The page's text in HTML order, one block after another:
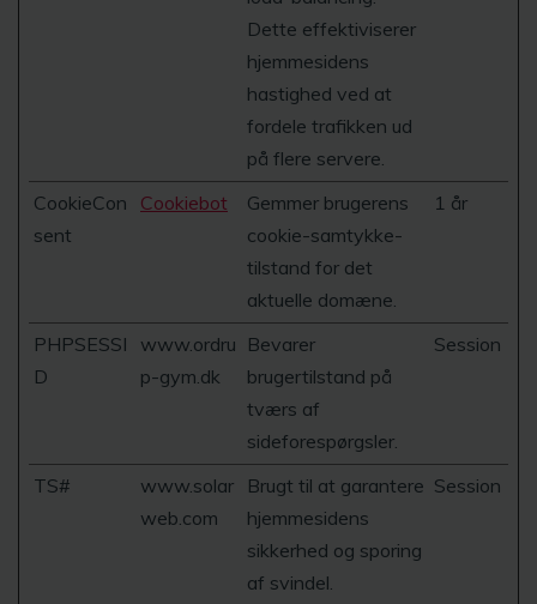
Dette effektiviserer
hjemmesidens
hastighed ved at
fordele trafikken ud
på flere servere.
CookieCon
sent
Cookiebot
Gemmer brugerens
cookie-samtykke-
tilstand for det
aktuelle domæne.
1 år
PHPSESSI
D
www.ordru
p-gym.dk
Bevarer
brugertilstand på
tværs af
sideforespørgsler.
Session
TS#
www.solar
web.com
Brugt til at garantere
hjemmesidens
sikkerhed og sporing
af svindel.
Session